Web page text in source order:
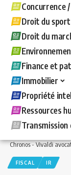
Concurrence
Droit du
Droit du
Finance et
Immobilier
Propriété
Ressources
Transmission
Chronos - Vivaldi
FISCAL IR